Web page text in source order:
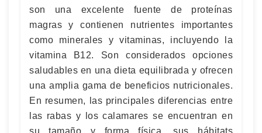
son una excelente fuente de proteínas
magras y contienen nutrientes importantes
como minerales y vitaminas, incluyendo la
vitamina B12. Son considerados opciones
saludables en una dieta equilibrada y ofrecen
una amplia gama de beneficios nutricionales.
En resumen, las principales diferencias entre
las rabas y los calamares se encuentran en
su tamaño y forma física, sus hábitats